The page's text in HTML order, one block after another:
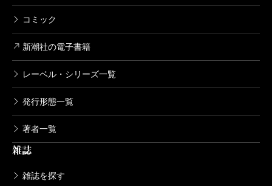
コミック
新潮社の電子書籍
レーベル・シリーズ一覧
発行形態一覧
著者一覧
雑誌
雑誌を探す